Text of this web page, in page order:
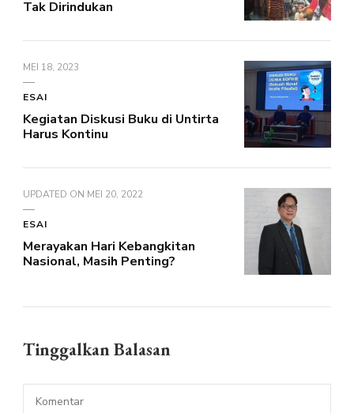
Tak Dirindukan
MEI 18, 2023
ESAI
Kegiatan Diskusi Buku di Untirta
Harus Kontinu
UPDATED ON MEI 20, 2022
ESAI
Merayakan Hari Kebangkitan
Nasional, Masih Penting?
Tinggalkan Balasan